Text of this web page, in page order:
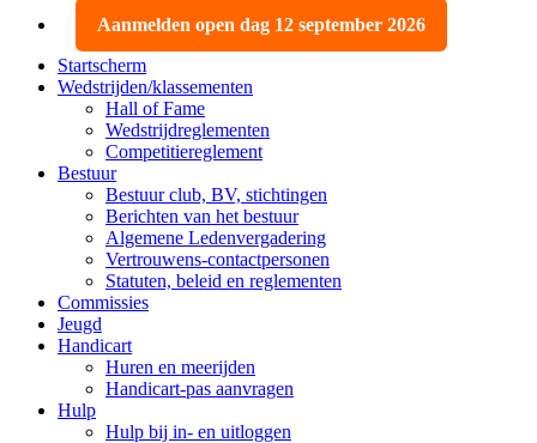
Aanmelden open dag 12 september 2026
Startscherm
Wedstrijden/klassementen
Hall of Fame
Wedstrijdreglementen
Competitiereglement
Bestuur
Bestuur club, BV, stichtingen
Berichten van het bestuur
Algemene Ledenvergadering
Vertrouwens-contactpersonen
Statuten, beleid en reglementen
Commissies
Jeugd
Handicart
Huren en meerijden
Handicart-pas aanvragen
Hulp
Hulp bij in- en uitloggen